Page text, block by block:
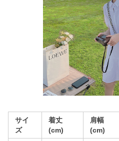
サイ
ズ
着丈
(cm)
肩幅
(cm)